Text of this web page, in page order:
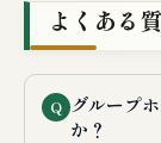
よくある
Q グループ
か？